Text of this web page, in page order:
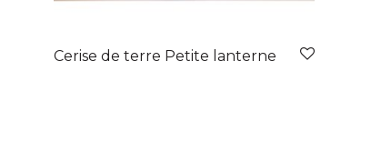
Cerise de terre Petite lanterne